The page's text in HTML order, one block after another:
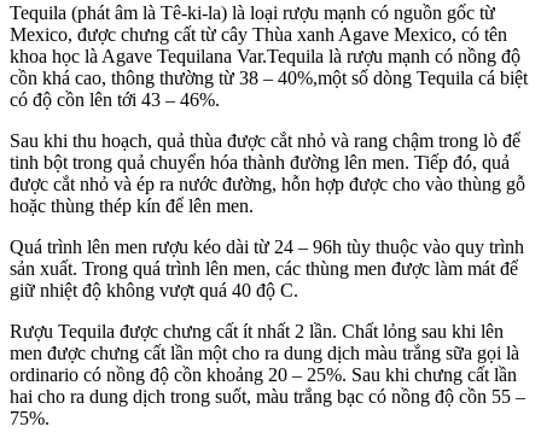
Tequila (phát âm là Tê-ki-la) là loại rượu mạnh có nguồn gốc từ
Mexico, được chưng cất từ cây Thùa xanh Agave Mexico, có tên
khoa học là Agave Tequilana Var.Tequila là rượu mạnh có nồng độ
cồn khá cao, thông thường từ 38 – 40%,một số dòng Tequila cá biệt
có độ cồn lên tới 43 – 46%.
Sau khi thu hoạch, quả thùa được cắt nhỏ và rang chậm trong lò để
tinh bột trong quả chuyển hóa thành đường lên men. Tiếp đó, quả
được cắt nhỏ và ép ra nước đường, hỗn hợp được cho vào thùng gỗ
hoặc thùng thép kín để lên men.
Quá trình lên men rượu kéo dài từ 24 – 96h tùy thuộc vào quy trình
sản xuất. Trong quá trình lên men, các thùng men được làm mát để
giữ nhiệt độ không vượt quá 40 độ C.
Rượu Tequila được chưng cất ít nhất 2 lần. Chất lỏng sau khi lên
men được chưng cất lần một cho ra dung dịch màu trắng sữa gọi là
ordinario có nồng độ cồn khoảng 20 – 25%. Sau khi chưng cất lần
hai cho ra dung dịch trong suốt, màu trắng bạc có nồng độ cồn 55 –
75%.